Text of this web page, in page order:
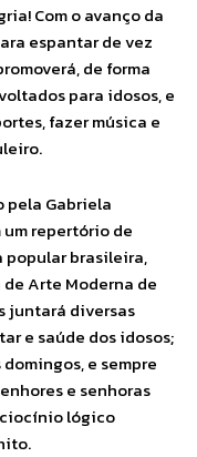
Com o avanço da
espantar de vez
de forma
para idosos, e
fazer música e
pela Gabriela
repertório de
popular brasileira,
Arte Moderna de
juntará diversas
e saúde dos idosos;
e sempre
e senhoras
lógico